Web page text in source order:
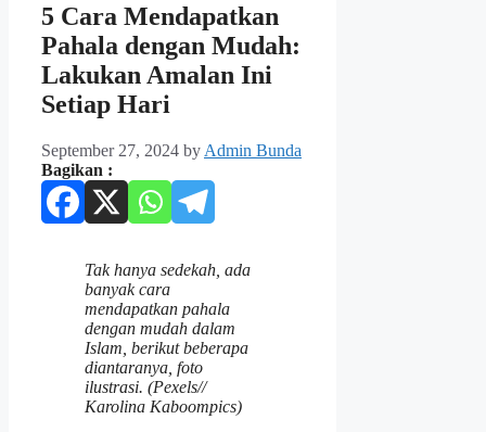
5 Cara Mendapatkan
Pahala dengan Mudah:
Lakukan Amalan Ini
Setiap Hari
September 27, 2024 by Admin Bunda
Bagikan :
Tak hanya sedekah, ada
banyak cara
mendapatkan pahala
dengan mudah dalam
Islam, berikut beberapa
diantaranya, foto
ilustrasi. (Pexels//
Karolina Kaboompics)